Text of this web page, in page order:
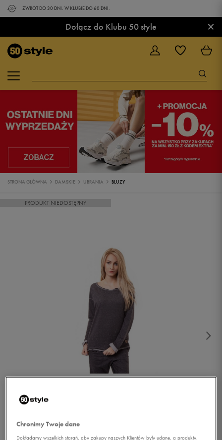
ZWROT DO 30 DNI. W KLUBIE DO 60 DNI.
Dołącz do Klubu 50 style ×
STRONA GŁÓWNA DAMSKIE UBRANIA BLUZY
PRODUKT NIEDOSTĘPNY
Chronimy Twoje dane
Dokładamy wszelkich starań, aby zakupy naszych Klientów były udane, a produkty,